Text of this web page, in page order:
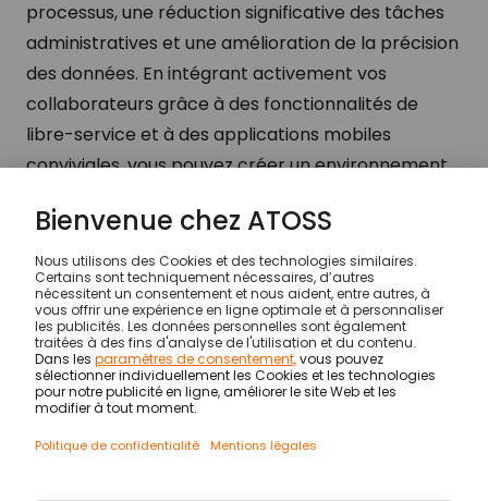
processus, une réduction significative des tâches
administratives et une amélioration de la précision
des données. En intégrant activement vos
collaborateurs grâce à des fonctionnalités de
libre-service et à des applications mobiles
conviviales, vous pouvez créer un environnement
collaboratif. Adopter les workflows numériques est
une étape clé pour une gestion moderne et
optimisée des tâches au sein de votre entreprise.
Blog Workflow numérique : optimisez la gestion des
Impression Conditions générales
© ATOSS Software SE